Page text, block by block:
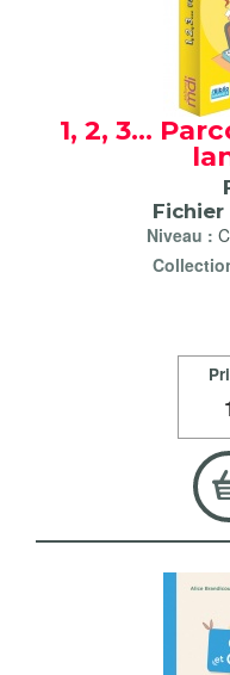
1, 2, 3...
Niveau :